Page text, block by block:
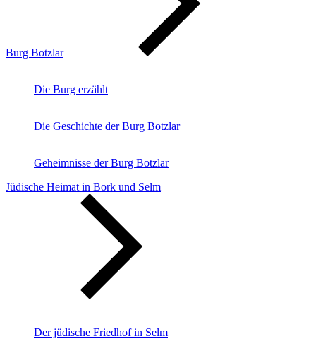
Burg Botzlar
Die Burg erzählt
Die Geschichte der Burg Botzlar
Geheimnisse der Burg Botzlar
Jüdische Heimat in Bork und Selm
Der jüdische Friedhof in Selm